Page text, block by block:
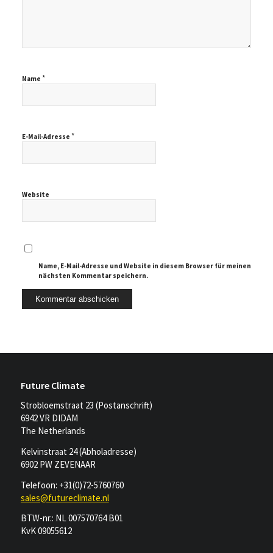
Name *
E-Mail-Adresse *
Website
Name, E-Mail-Adresse und Website in diesem Browser für meinen
nächsten Kommentar speichern.
Future Climate
Strobloemstraat 23 (Postanschrift)
6942 VR DIDAM
The Netherlands
Kelvinstraat 24 (Abholadresse)
6902 PW ZEVENAAR
Telefoon: +31(0)72-5760760
sales@futureclimate.nl
BTW-nr.: NL 007570764 B01
KvK 09055612